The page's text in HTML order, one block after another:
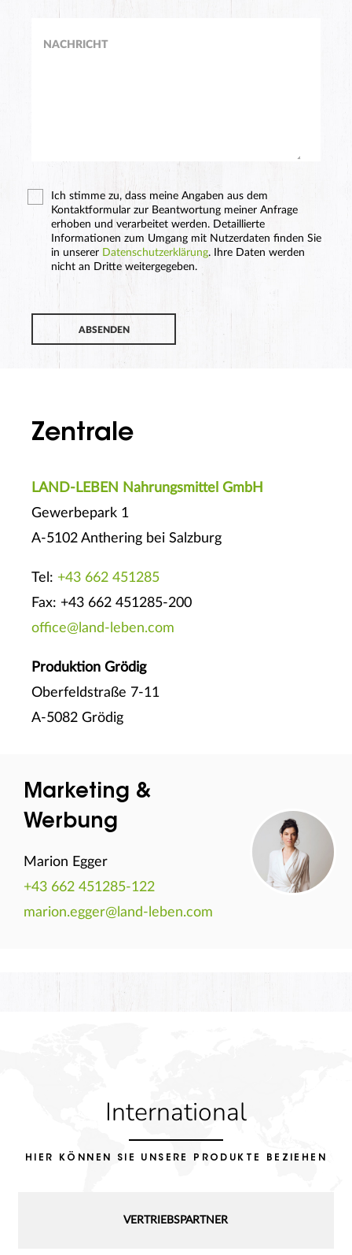
Ich stimme zu, dass meine Angaben aus dem
Kontaktformular zur Beantwortung meiner Anfrage
erhoben und verarbeitet werden. Detaillierte
Informationen zum Umgang mit Nutzerdaten finden Sie
in unserer Datenschutzerklärung.
Ihre Daten werden
nicht an Dritte weitergegeben.
ABSENDEN
Zentrale
LAND-LEBEN Nahrungsmittel GmbH
Gewerbepark 1
A-5102 Anthering bei Salzburg
Tel: +43 662 451285
Fax: +43 662 451285-200
office@land-leben.com
Produktion Grödig
Oberfeldstraße 7-11
A-5082 Grödig
Marketing &
Werbung
Marion Egger
+43 662 451285-122
marion.egger@land-leben.com
International
HIER KÖNNEN SIE UNSERE PRODUKTE BEZIEHEN
VERTRIEBSPARTNER